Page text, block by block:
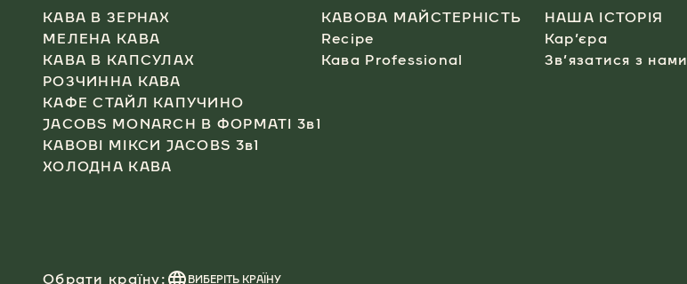
КАВА В ЗЕРНАХ
МЕЛЕНА КАВА
КАВА В КАПСУЛАХ​
РОЗЧИННА КАВА​
КАФЕ СТАЙЛ КАПУЧИНО​
JACOBS MONARCH В ФОРМАТІ 3в1​
КАВОВІ МІКСИ JACOBS 3в1
ХОЛОДНА КАВА​
КАВОВА МАЙСТЕРНІСТЬ
Recipe
Кава Professional​
НАША ІСТОРІЯ
Кар’єра
Зв’язатися з нами
Обрати країну: ВИБЕРІТЬ КРАЇНУ